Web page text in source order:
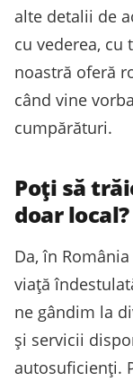
alte detalii de
cu vederea,
noastră oferă
când vine
cumpărături.
Poți să
doar local?
Da, în
viață
ne gândim la
și servicii
autosuficienți.